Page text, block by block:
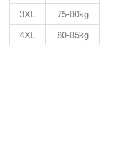
3XL
75-80kg
4XL
80-85kg